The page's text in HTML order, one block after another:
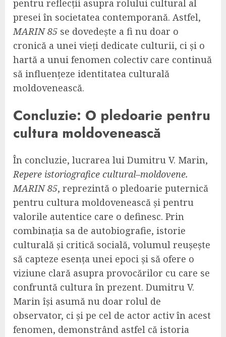
pentru reflecții asupra rolului cultural al
presei în societatea contemporană. Astfel,
MARIN 85 se dovedește a fi nu doar o
cronică a unei vieți dedicate culturii, ci și o
hartă a unui fenomen colectiv care continuă
să influențeze identitatea culturală
moldovenească.
Concluzie: O pledoarie pentru
cultura moldovenească
În concluzie, lucrarea lui Dumitru V. Marin,
Repere istoriografice cultural–moldovene.
MARIN 85, reprezintă o pledoarie puternică
pentru cultura moldovenească și pentru
valorile autentice care o definesc. Prin
combinația sa de autobiografie, istorie
culturală și critică socială, volumul reușește
să capteze esența unei epoci și să ofere o
viziune clară asupra provocărilor cu care se
confruntă cultura în prezent. Dumitru V.
Marin își asumă nu doar rolul de
observator, ci și pe cel de actor activ în acest
fenomen, demonstrând astfel că istoria